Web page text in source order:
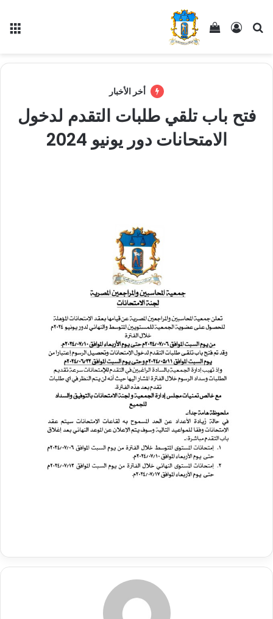
أخر الأخبار
فتح باب تلقي طلبات التقدم لدخول
الامتحانات دور يونيو 2024